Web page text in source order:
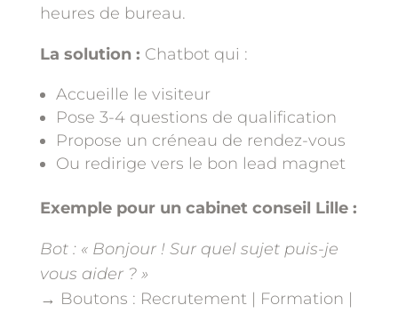
heures de bureau.
La solution : Chatbot qui :
Accueille le visiteur
Pose 3-4 questions de qualification
Propose un créneau de rendez-vous
Ou redirige vers le bon lead magnet
Exemple pour un cabinet conseil Lille :
Bot : « Bonjour ! Sur quel sujet puis-je
vous aider ? »
→ Boutons : Recrutement | Formation |